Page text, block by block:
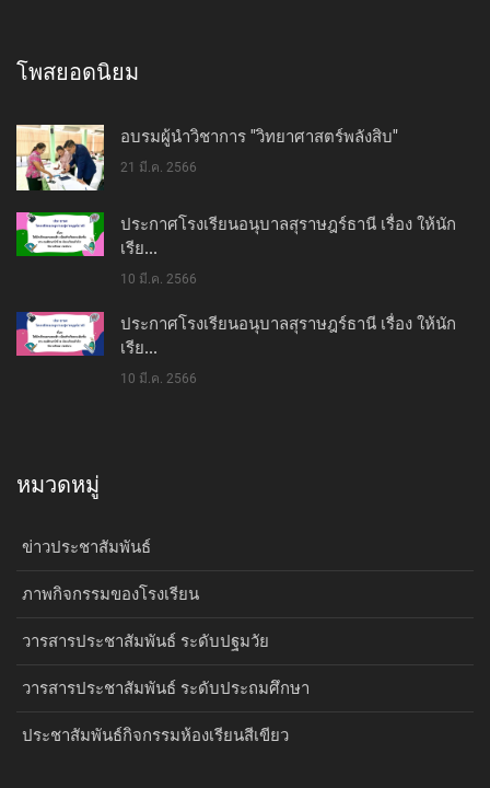
โพสยอดนิยม
อบรมผู้นำวิชาการ "วิทยาศาสตร์พลังสิบ"
21 มี.ค. 2566
ประกาศโรงเรียนอนุบาลสุราษฎร์ธานี เรื่อง ให้นัก
เรีย...
10 มี.ค. 2566
ประกาศโรงเรียนอนุบาลสุราษฎร์ธานี เรื่อง ให้นัก
เรีย...
10 มี.ค. 2566
หมวดหมู่
ข่าวประชาสัมพันธ์
ภาพกิจกรรมของโรงเรียน
วารสารประชาสัมพันธ์ ระดับปฐมวัย
วารสารประชาสัมพันธ์ ระดับประถมศึกษา
ประชาสัมพันธ์กิจกรรมห้องเรียนสีเขียว